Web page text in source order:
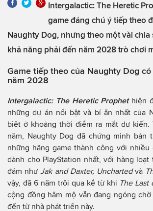
Intergalactic: The Heretic
game đáng chú ý tiếp theo
Naughty Dog, nhưng theo một vài chia
khả năng phải đến năm 2028 trò chơi
Game tiếp theo của Naughty Dog
năm 2028
Intergalactic: The Heretic Prophet hiện
những dự án nổi bật và bí ẩn nhất của
biệt ở khoảng thời điểm ra mắt dự kiến.
năm, Naughty Dog đã chứng minh bản
những hãng game thành công với nhiều
dành cho PlayStation nhất, với hàng
đám nhưJak and Daxter, Unchartedvà
vậy, đã 6 năm trôi qua kể từ khi The Last
cộng đồng hâm mộ vẫn đang ngóng
đến từ nhà phát triển này.